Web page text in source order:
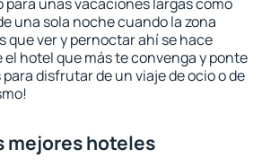
una sola noche cuando la zona
que ver y pernoctar ahí se hace
el hotel que más te convenga y ponte
disfrutar de un viaje de ocio o de
mejores hoteles